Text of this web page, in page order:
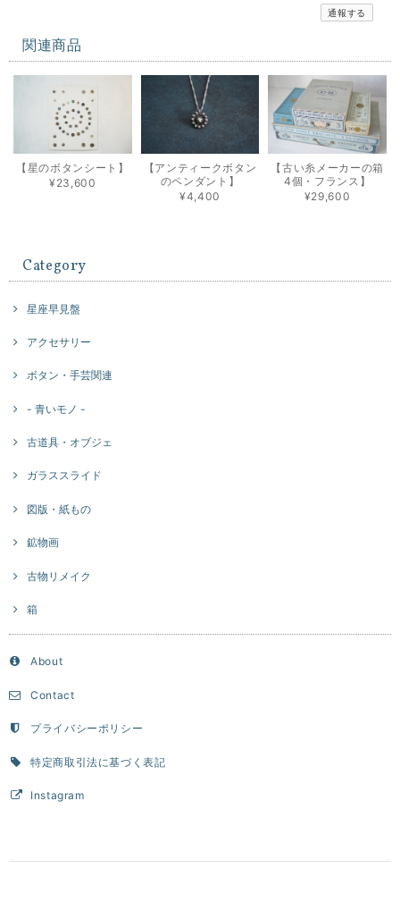
通報する
関連商品
【星のボタンシート】
¥23,600
【アンティークボタン
のペンダント】
¥4,400
【古い糸メーカーの箱
4個・フランス】
¥29,600
Category
星座早見盤
アクセサリー
ボタン・手芸関連
- 青いモノ -
古道具・オブジェ
ガラススライド
図版・紙もの
鉱物画
古物リメイク
箱
About
Contact
プライバシーポリシー
特定商取引法に基づく表記
Instagram